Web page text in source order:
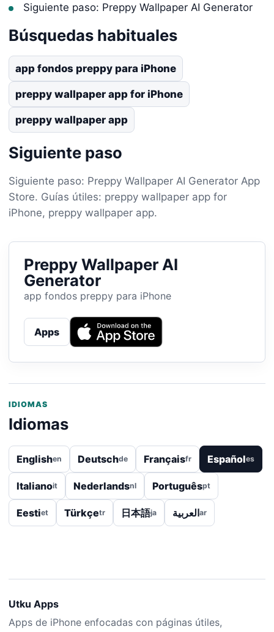
Siguiente paso: Preppy Wallpaper AI Generator
Búsquedas habituales
app fondos preppy para iPhone
preppy wallpaper app for iPhone
preppy wallpaper app
Siguiente paso
Siguiente paso: Preppy Wallpaper AI Generator App
Store. Guías útiles: preppy wallpaper app for
iPhone, preppy wallpaper app.
Preppy Wallpaper AI
Generator
app fondos preppy para iPhone
Apps
IDIOMAS
Idiomas
Englishen Deutschde Françaisfr Españoles
Italianoit Nederlandsnl Portuguêspt
Eestiet Türkçetr 日本語ja العربيةar
Utku Apps
Apps de iPhone enfocadas con páginas útiles,